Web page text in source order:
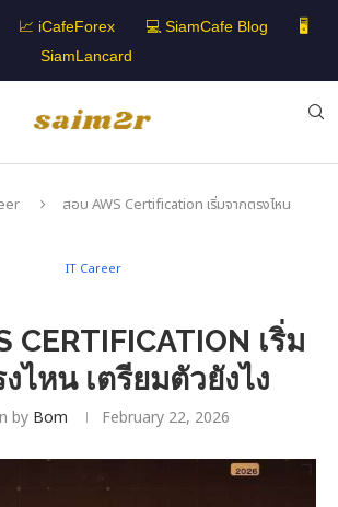
📈 iCafeForex 💻 SiamCafe Blog
🖥️
SiamLancard
สอบ AWS Certification เริ่มจากตรงไหน
IT Career
CERTIFICATION เริ่ม
ไหน เตรียมตัวยังไง
by Bom February 22, 2026